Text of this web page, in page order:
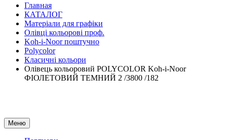
Главная
КАТАЛОГ
Матеріали для графіки
Олівці кольорові проф.
Koh-i-Noor поштучно
Polycolor
Класичні кольори
Олівець кольоровий POLYCOLOR Koh-i-Noor
ФІОЛЕТОВИЙ ТЕМНИЙ 2 /3800 /182
Меню